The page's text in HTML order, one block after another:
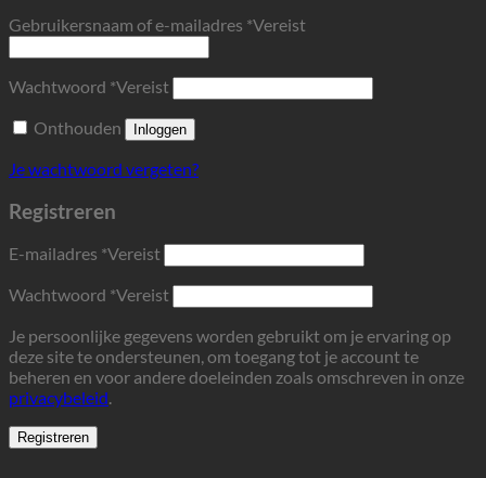
Gebruikersnaam of e-mailadres *Vereist
Wachtwoord *Vereist
Onthouden
Inloggen
Je wachtwoord vergeten?
Registreren
E-mailadres *Vereist
Wachtwoord *Vereist
Je persoonlijke gegevens worden gebruikt om je ervaring op
deze site te ondersteunen, om toegang tot je account te
beheren en voor andere doeleinden zoals omschreven in onze
privacybeleid.
Registreren